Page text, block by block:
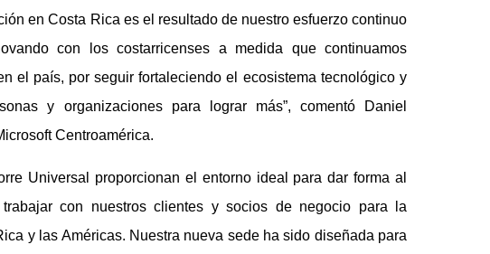
en Costa Rica es el resultado de nuestro esfuerzo continuo
con los costarricenses a medida que continuamos
el país, por seguir fortaleciendo el ecosistema tecnológico y
y organizaciones para lograr más”, comentó Daniel
Centroamérica.
Universal proporcionan el entorno ideal para dar forma al
con nuestros clientes y socios de negocio para la
y las Américas. Nuestra nueva sede ha sido diseñada para